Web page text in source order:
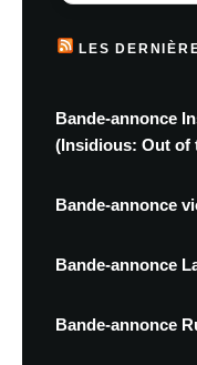
LES
Bande-annonce
(Insidious: Out of
Bande-annonce
Bande-annonce
Bande-annonce